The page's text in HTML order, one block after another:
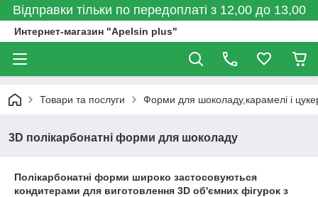
Відправки тільки по передоплаті з 12,00 до 13,00
Интернет-магазин "Apelsin plus"
Товари та послуги Форми для шоколаду,карамелі і
3D полікарбонатні форми для шоколаду
Полікарбонатні форми широко застосовуються
кондитерами для виготовлення 3D об'ємних фігурок з